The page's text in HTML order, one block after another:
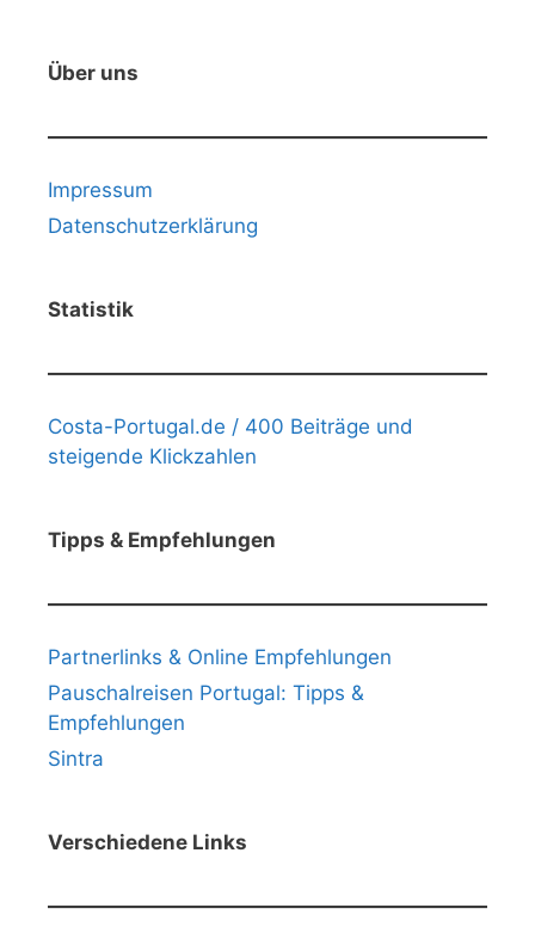
Über uns
Impressum
Datenschutzerklärung
Statistik
Costa-Portugal.de / 400 Beiträge und
steigende Klickzahlen
Tipps & Empfehlungen
Partnerlinks & Online Empfehlungen
Pauschalreisen Portugal: Tipps &
Empfehlungen
Sintra
Verschiedene Links